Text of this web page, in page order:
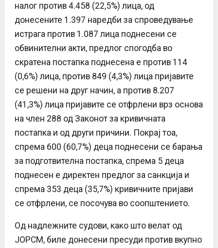
налог против 4.458 (22,5%) лица, од
донесените 1.397 наредби за спроведување
истрага против 1.087 лица поднесени се
обвинителни акти, предлог спогодба во
скратена постапка поднесена е против 114
(0,6%) лица, против 849 (4,3%) лица пријавите
се решени на друг начин, а против 8.207
(41,3%) лица пријавите се отфрлени врз основа
на член 288 од Законот за кривичната
постапка и од други причини. Покрај тоа,
спрема 600 (60,7%) деца поднесени се барања
за подготвителна постапка, спрема 5 деца
поднесен е директен предлог за санкција и
спрема 353 деца (35,7%) кривичните пријави
се отфрлени, се посочува во соопштението.
Од надлежните судови, како што велат од
ЈОРСМ, биле донесени пресуди против вкупно